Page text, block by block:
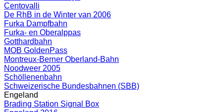
Centovalli
De RhB in de Winter van 2006
Furka Dampfbahn
Furka- en Oberalppas
Gotthardbahn
MOB GoldenPass
Montreux-Berner Oberland-Bahn
Noodweer 2005
Schöllenenbahn
Schweizerische Bundesbahnen (SBB)
Engeland
Brading Station Signal Box